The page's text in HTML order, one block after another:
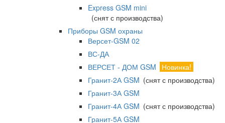
Express GSM mini
(снят с производства)
Приборы GSM охраны
Версет-GSM 02
ВС-ДА
ВЕРСЕТ - ДОМ GSM
Новинка!
Гранит-2А GSM (снят с производства)
Гранит-3А GSM
Гранит-4А GSM (снят с производства)
Гранит-5А GSM